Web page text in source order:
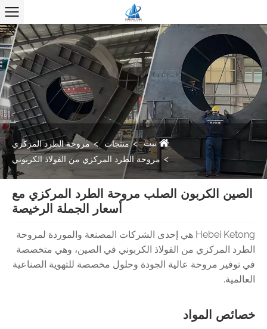
بيت منتجات
مروحة الطرد المركزي
مروحة الطرد المركزي من الفولاذ الكربوني
الصين الكربون الصلب مروحة الطرد المركزي مع
أسعار الجملة الرخيصة
Hebei Ketong هي إحدى الشركات المصنعة والموردة لمروحة
الطرد المركزي من الفولاذ الكربوني في الصين، وهي متخصصة
في توفير مروحة عالية الجودة وحلول مخصصة للتهوية الصناعية
العالمية.
خصائص المواد